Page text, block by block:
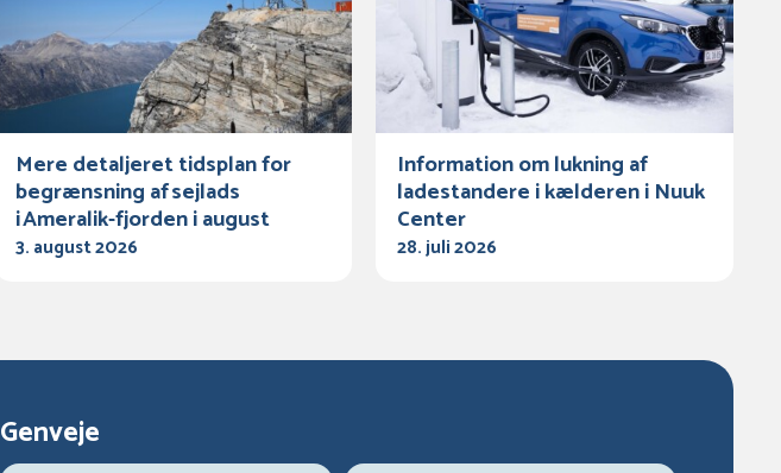
Mere detaljeret tidsplan for
begrænsning af sejlads
i Ameralik-fjorden i august
3. august 2026
Information om lukning af
ladestandere i kælderen i Nuuk
Center
28. juli 2026
Genveje